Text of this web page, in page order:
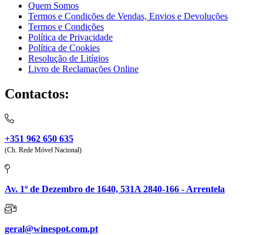
Quem Somos
Termos e Condições de Vendas, Envios e Devoluções
Termos e Condições
Política de Privacidade
Política de Cookies
Resolução de Litígios
Livro de Reclamações Online
Contactos:
+351 962 650 635
(Ch. Rede Móvel Nacional)
Av. 1º de Dezembro de 1640, 531A 2840-166 - Arrentela
geral@winespot.com.pt